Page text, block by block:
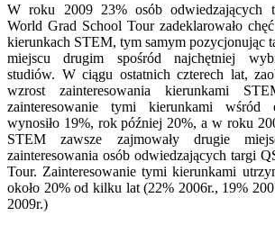
W roku 2009 23% osób odwiedzających
World Grad School Tour zadeklarowało
kierunkach STEM, tym samym pozycjonując
miejscu drugim spośród najchętniej
studiów. W ciągu ostatnich czterech lat,
wzrost zainteresowania kierunkami
zainteresowanie tymi kierunkami wśród
wynosiło 19%, rok później 20%, a w roku
STEM zawsze zajmowały drugie
zainteresowania osób odwiedzających targi
Tour. Zainteresowanie tymi kierunkami
około 20% od kilku lat (22% 2006r., 19%
2009r.)